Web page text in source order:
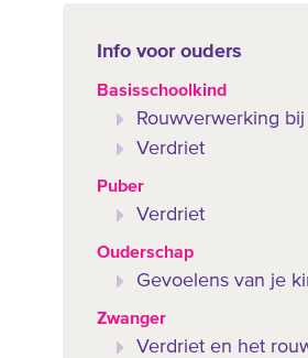
Info voor ouders
Basisschoolkind
Rouwverwerking
Verdriet
Puber
Verdriet
Ouderschap
Gevoelens van je
Zwanger
Verdriet en het